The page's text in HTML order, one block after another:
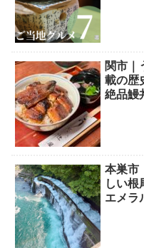
関市｜
載の歴
絶品鰻
本巣市
しい根
エメラ